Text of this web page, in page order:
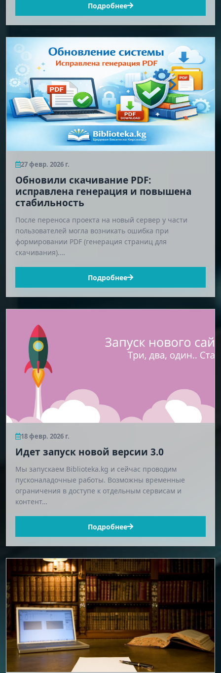
Подробнее
27 февр. 2026 г.
Обновили скачивание PDF:
исправлена генерация и повышена
стабильность
После переноса проекта на новый сервер у части
пользователей могла возникать ошибка при
формировании PDF (генерация страниц для
скачивания).…
Подробнее
18 февр. 2026 г.
Идет запуск новой версии 3.0
Мы запускаем Biblioteka.kg и сейчас проводим
пусконаладочные работы. Возможны временные
ограничения в доступе к отдельным сервисам и
контент…
Подробнее